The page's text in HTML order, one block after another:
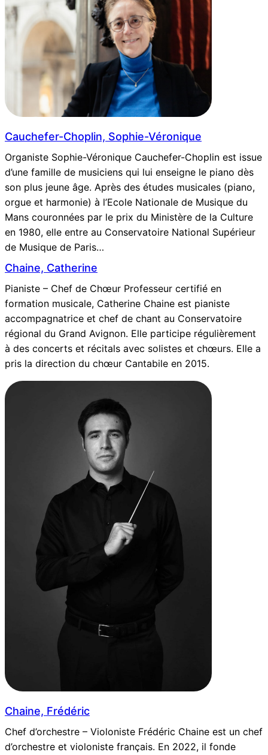
Cauchefer-Choplin, Sophie-Véronique
Organiste Sophie-Véronique Cauchefer-Choplin est issue
d’une famille de musiciens qui lui enseigne le piano dès
son plus jeune âge. Après des études musicales (piano,
orgue et harmonie) à l’Ecole Nationale de Musique du
Mans couronnées par le prix du Ministère de la Culture
en 1980, elle entre au Conservatoire National Supérieur
de Musique de Paris…
Chaine, Catherine
Pianiste – Chef de Chœur Professeur certifié en
formation musicale, Catherine Chaine est pianiste
accompagnatrice et chef de chant au Conservatoire
régional du Grand Avignon. Elle participe régulièrement
à des concerts et récitals avec solistes et chœurs. Elle a
pris la direction du chœur Cantabile en 2015.
Chaine, Frédéric
Chef d’orchestre – Violoniste Frédéric Chaine est un chef
d’orchestre et violoniste français. En 2022, il fonde